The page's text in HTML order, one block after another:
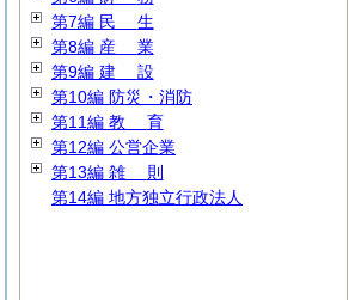
第7編 民 生
第8編 産 業
第9編 建 設
第10編 防災・消防
第11編 教 育
第12編 公営企業
第13編 雑 則
第14編 地方独立行政法人